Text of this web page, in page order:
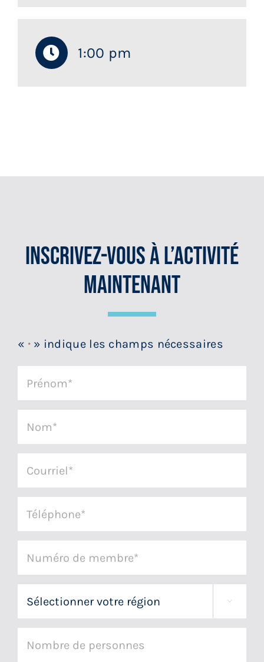
1:00 pm
Inscrivez-Vous À L’activité
Maintenant
« *» indique les champs nécessaires
de
